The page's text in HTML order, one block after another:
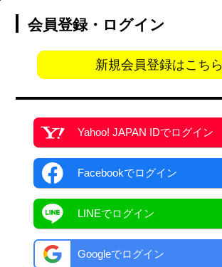
会員登録・ログイン
新規会員登録はこちら
Yahoo! JAPAN IDでログイン
Facebookでログイン
LINEでログイン
Googleでログイン